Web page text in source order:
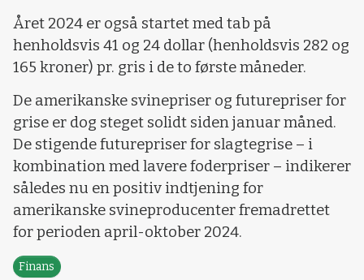
Året 2024 er også startet med tab på
henholdsvis 41 og 24 dollar (henholdsvis 282 og
165 kroner) pr. gris i de to første måneder.
De amerikanske svinepriser og futurepriser for
grise er dog steget solidt siden januar måned.
De stigende futurepriser for slagtegrise – i
kombination med lavere foderpriser – indikerer
således nu en positiv indtjening for
amerikanske svineproducenter fremadrettet
for perioden april-oktober 2024.
Finans